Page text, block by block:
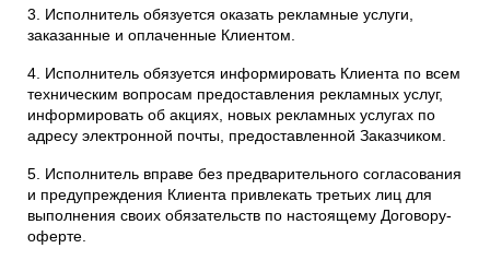
3. Исполнитель обязуется оказать рекламные услуги,
заказанные и оплаченные Клиентом.
4. Исполнитель обязуется информировать Клиента по всем
техническим вопросам предоставления рекламных услуг,
информировать об акциях, новых рекламных услугах по
адресу электронной почты, предоставленной Заказчиком.
5. Исполнитель вправе без предварительного согласования
и предупреждения Клиента привлекать третьих лиц для
выполнения своих обязательств по настоящему Договору-
оферте.